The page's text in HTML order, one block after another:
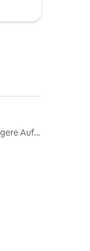
Unterkünfte für längere Aufenthalte